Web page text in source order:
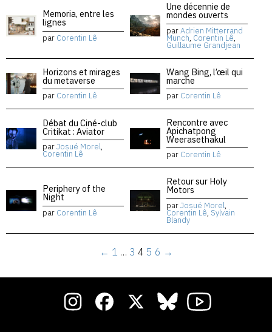
Memoria, entre les
lignes
par Corentin Lê
Une décennie de
mondes ouverts
parAdrien Mitterrand
Munch, Corentin Lê,
Guillaume Grandjean
Horizons et mirages
du metaverse
par Corentin Lê
Wang Bing, l’œil qui
marche
par Corentin Lê
Débat du Ciné-club
Critikat : Aviator
parJosué Morel,
Corentin Lê
Rencontre avec
Apichatpong
Weerasethakul
par Corentin Lê
Periphery of the
Night
par Corentin Lê
Retour sur Holy
Motors
parJosué Morel,
Corentin Lê, Sylvain
Blandy
← 1 … 3 4 5 6 →